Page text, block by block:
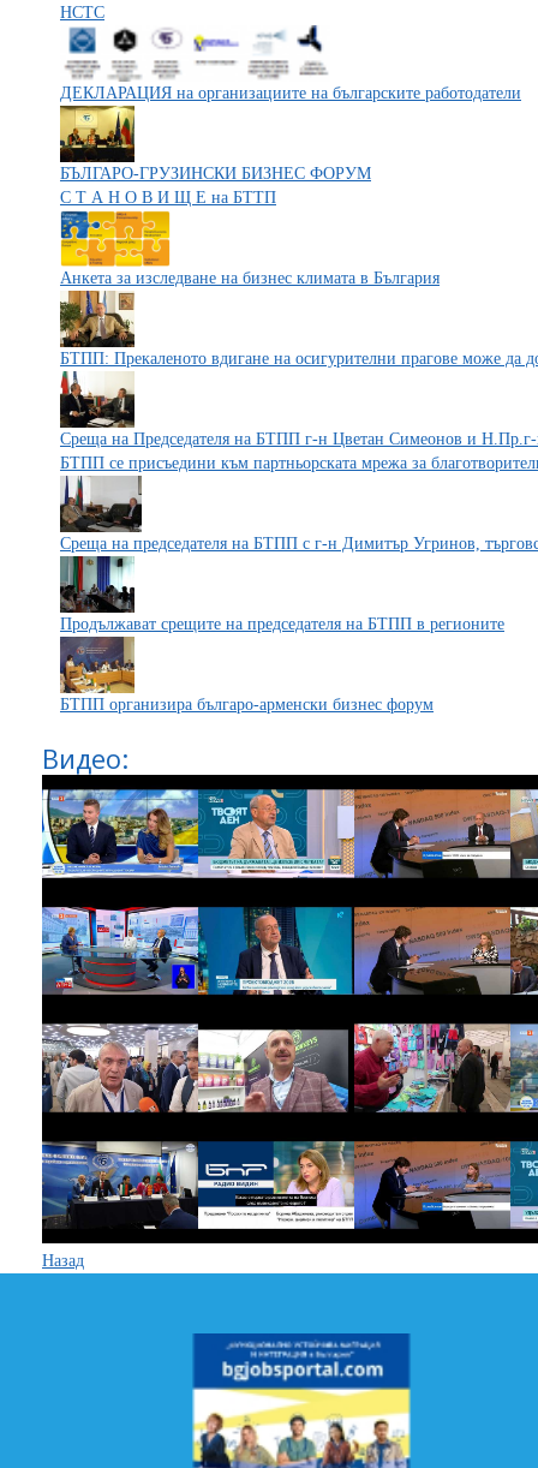
НСТС
ДЕКЛАРАЦИЯ на организациите на българските работодатели
БЪЛГАРО-ГРУЗИНСКИ БИЗНЕС ФОРУМ
С Т А Н О В И Щ Е на БТТП
Анкета за изследване на бизнес климата в България
БТПП: Прекаленото вдигане на осигурителни прагове може да
Среща на Председателя на БТПП г-н Цветан Симеонов и
БТПП се присъедини към партньорската мрежа за
Среща на председателя на БТПП с г-н Димитър Угринов,
Продължават срещите на председателя на БТПП в регионите
БТПП организира българо-арменски бизнес форум
Видео:
Назад